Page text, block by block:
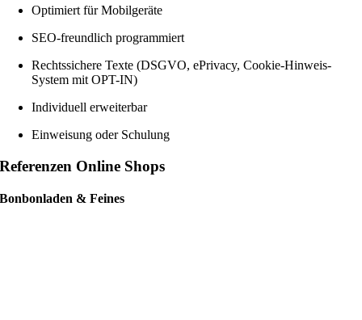
Optimiert für Mobilgeräte
SEO-freundlich programmiert
Rechtssichere Texte (DSGVO, ePrivacy, Cookie-Hinweis-
System mit OPT-IN)
Individuell erweiterbar
Einweisung oder Schulung
Referenzen Online Shops
Bonbonladen & Feines